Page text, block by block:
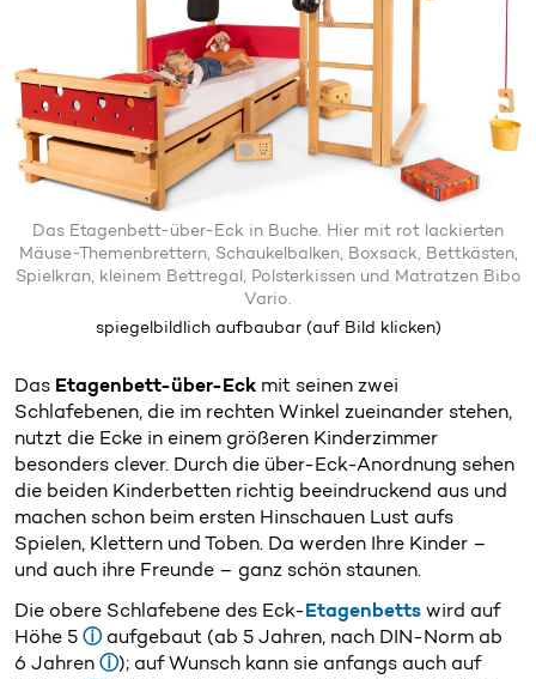
Das Etagenbett-über-Eck in Buche. Hier mit rot lackierten
Mäuse-Themenbrettern, Schaukelbalken, Boxsack, Bettkästen,
Spielkran, kleinem Bettregal, Polsterkissenund Matratzen Bibo
Vario.
spiegelbildlich aufbaubar (auf Bild klicken)
Das Etagenbett-über-Eckmit seinen zwei
Schlafebenen, die im rechten Winkel zueinander stehen,
nutzt die Ecke in einem größeren Kinderzimmer
besonders clever. Durch die über-Eck-Anordnung sehen
die beiden Kinderbetten richtig beeindruckend aus und
machen schon beim ersten Hinschauen Lust aufs
Spielen, Klettern und Toben. Da werden Ihre Kinder –
und auch ihre Freunde – ganz schön staunen.
Die obere Schlafebene des Eck- Etagenbettswird auf
Höhe 5 ⓘaufgebaut (ab 5 Jahren, nach DIN-Norm ab
6 Jahren ⓘ); auf Wunsch kann sie anfangs auch auf